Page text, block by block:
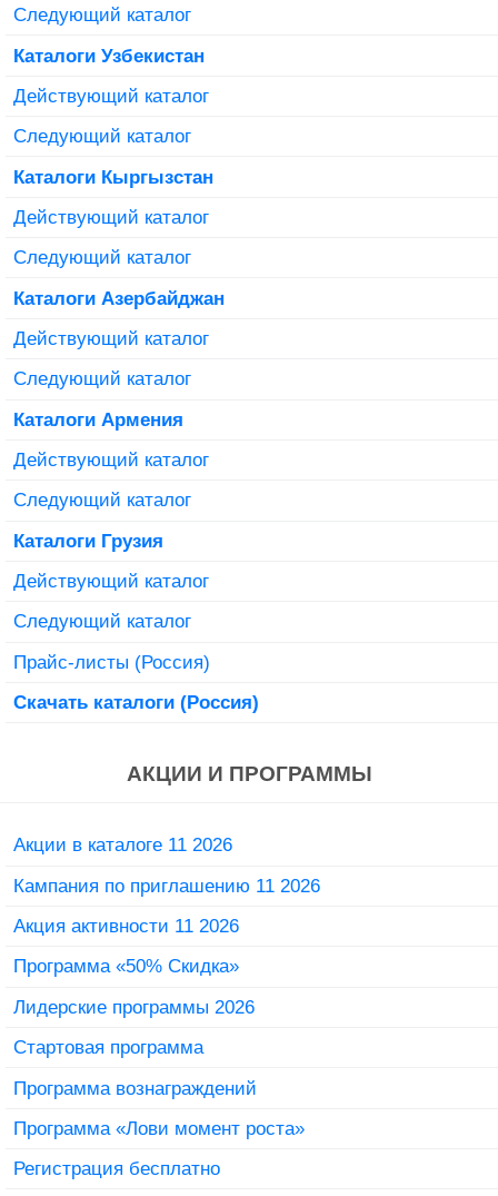
Следующий каталог
Каталоги Узбекистан
Действующий каталог
Следующий каталог
Каталоги Кыргызстан
Действующий каталог
Следующий каталог
Каталоги Азербайджан
Действующий каталог
Следующий каталог
Каталоги Армения
Действующий каталог
Следующий каталог
Каталоги Грузия
Действующий каталог
Следующий каталог
Прайс-листы (Россия)
Скачать каталоги (Россия)
АКЦИИ И ПРОГРАММЫ
Акции в каталоге 11 2026
Кампания по приглашению 11 2026
Акция активности 11 2026
Программа «50% Скидка»
Лидерские программы 2026
Стартовая программа
Программа вознаграждений
Программа «Лови момент роста»
Регистрация бесплатно